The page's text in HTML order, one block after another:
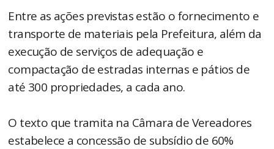
Entre as ações previstas estão o fornecimento e
transporte de materiais pela Prefeitura, além da
execução de serviços de adequação e
compactação de estradas internas e pátios de
até 300 propriedades, a cada ano.
O texto que tramita na Câmara de Vereadores
estabelece a concessão de subsídio de 60%